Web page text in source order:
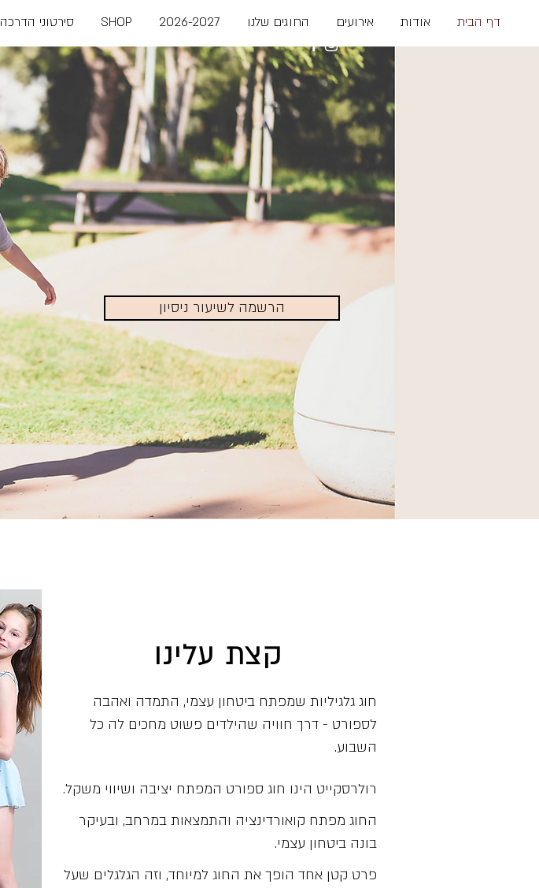
דף הבית אודות אירועים החוגים שלנו 2026-2027
SHOP סירטוני הדרכה
הרשמה לשיעור ניסיון
קצת עלינו
חוג גלגיליות שמפתח ביטחון עצמי, התמדה ואהבה
לספורט - דרך חוויה שהילדים פשוט מחכים לה כל
השבוע.
רולרסקייט הינו חוג ספורט המפתח יציבה ושיווי משקל.
החוג מפתח קואורדינציה והתמצאות במרחב, ובעיקר
בונה ביטחון עצמי.
פרט קטן אחד הופך את החוג למיוחד, וזה הגלגלים שעל